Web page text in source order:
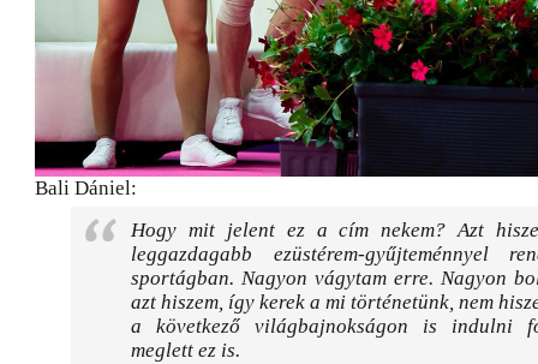
Bali Dániel:
Hogy mit jelent ez a cím nekem? Azt
leggazdagabb ezüstérem-gyűjteménnyel
sportágban. Nagyon vágytam erre. Nagyon
azt hiszem, így kerek a mi történetünk, nem
a következő világbajnokságon is indulni
meglett ez is.